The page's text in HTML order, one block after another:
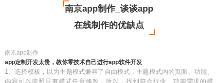
南京app制作_谈谈app
在线制作的优缺点
南京app制作
app定制开发太贵，教你零技术自己进行app软件开发
1、选择模板，以为主题模式兼容了自由模式，主题模式内的页面、功能、
内容可以按照只有模式任意修改，所以，找到符合行业、功能需求的模